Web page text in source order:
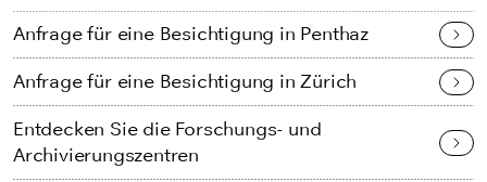
Anfrage für eine Besichtigung in Penthaz
Anfrage für eine Besichtigung in Zürich
Entdecken Sie die Forschungs- und
Archivierungszentren